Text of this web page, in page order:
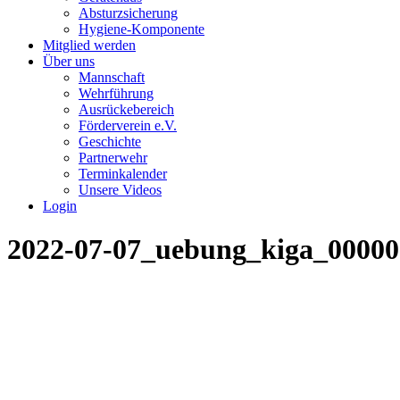
Absturzsicherung
Hygiene-Komponente
Mitglied werden
Über uns
Mannschaft
Wehrführung
Ausrückebereich
Förderverein e.V.
Geschichte
Partnerwehr
Terminkalender
Unsere Videos
Login
2022-07-